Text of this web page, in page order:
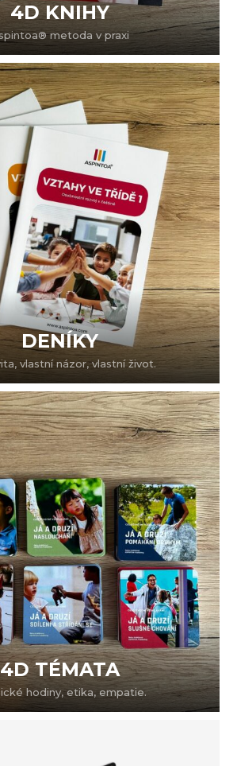
4D KNIHY
metoda v praxi
DENÍKY
vlastní názor, vlastní život.
4D TÉMATA
hodiny, etika, empatie.